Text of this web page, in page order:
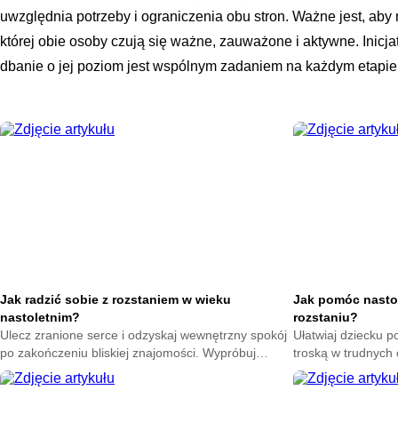
uwzględnia potrzeby i ograniczenia obu stron. Ważne jest,
której obie osoby czują się ważne, zauważone i aktywne.
dbanie o jej poziom jest wspólnym zadaniem na każdym
Jak radzić sobie z rozstaniem w wieku
nastoletnim?
Ulecz zranione serce i odzyskaj wewnętrzny spokój
po zakończeniu bliskiej znajomości. Wypróbuj
skuteczne techniki na poprawę nastroju każdego
dnia.
Jak pomóc
rozstaniu?
Ułatwiaj dziecku
troską w trudnych
sposoby na